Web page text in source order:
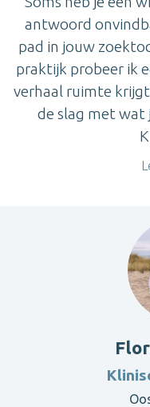
antwoord
pad in jouw
praktijk probeer ik
verhaal ruimte
de slag met